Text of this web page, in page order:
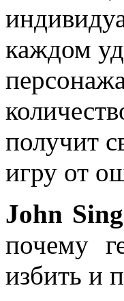
каждом
получит
игру от
John
почему
избить и